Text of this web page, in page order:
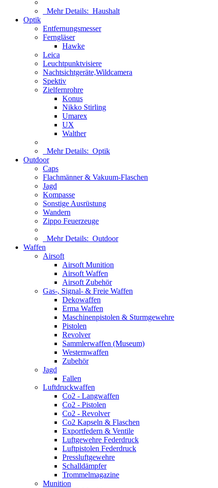
Mehr Details: Haushalt
Optik
Entfernungsmesser
Ferngläser
Hawke
Leica
Leuchtpunktvisiere
Nachtsichtgeräte,Wildcamera
Spektiv
Zielfernrohre
Konus
Nikko Stirling
Umarex
UX
Walther
Mehr Details: Optik
Outdoor
Caps
Flachmänner & Vakuum-Flaschen
Jagd
Kompasse
Sonstige Ausrüstung
Wandern
Zippo Feuerzeuge
Mehr Details: Outdoor
Waffen
Airsoft
Airsoft Munition
Airsoft Waffen
Airsoft Zubehör
Gas-, Signal- & Freie Waffen
Dekowaffen
Erma Waffen
Maschinenpistolen & Sturmgewehre
Pistolen
Revolver
Sammlerwaffen (Museum)
Westernwaffen
Zubehör
Jagd
Fallen
Luftdruckwaffen
Co2 - Langwaffen
Co2 - Pistolen
Co2 - Revolver
Co2 Kapseln & Flaschen
Exportfedern & Ventile
Luftgewehre Federdruck
Luftpistolen Federdruck
Pressluftgewehre
Schalldämpfer
Trommelmagazine
Munition